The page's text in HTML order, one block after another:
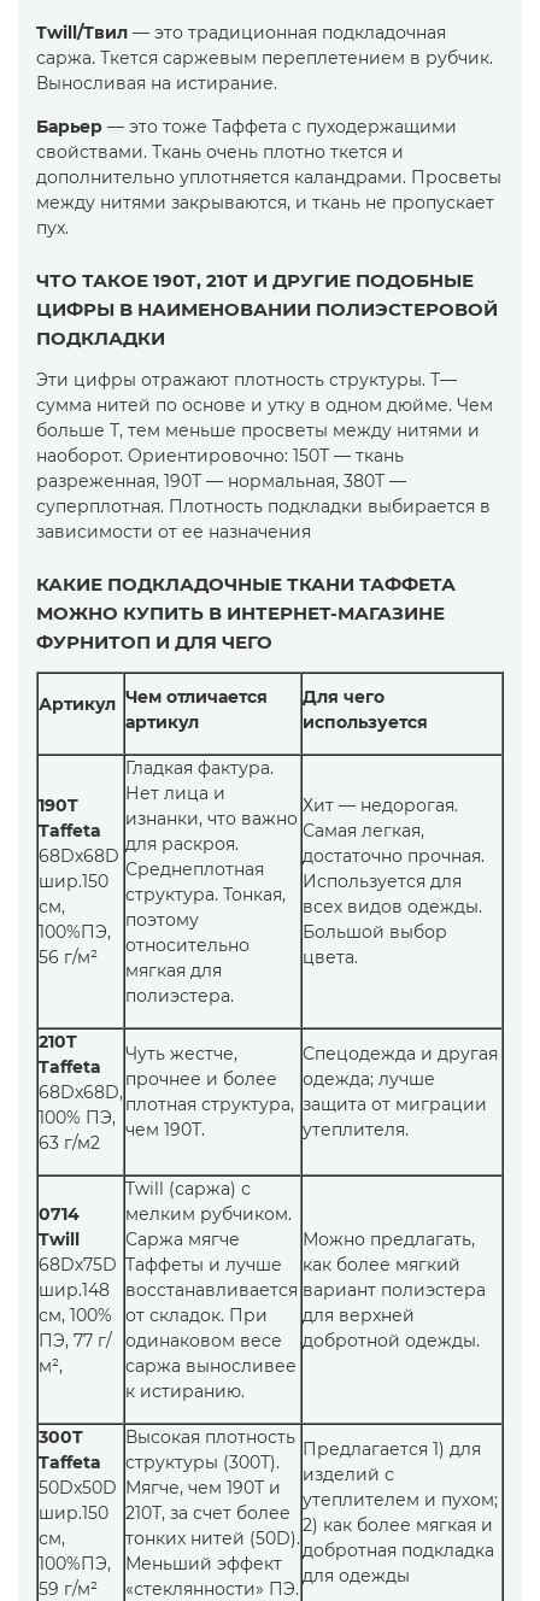
Twill/Твил — это традиционная подкладочная
саржа. Ткется саржевым переплетением в рубчик.
Выносливая на истирание.
Барьер — это тоже Таффета с пуходержащими
свойствами. Ткань очень плотно ткется и
дополнительно уплотняется каландрами. Просветы
между нитями закрываются, и ткань не пропускает
пух.
ЧТО ТАКОЕ 190Т, 210Т И ДРУГИЕ ПОДОБНЫЕ
ЦИФРЫ В НАИМЕНОВАНИИ ПОЛИЭСТЕРОВОЙ
ПОДКЛАДКИ
Эти цифры отражают плотность структуры. Т—
сумма нитей по основе и утку в одном дюйме. Чем
больше Т, тем меньше просветы между нитями и
наоборот. Ориентировочно: 150Т — ткань
разреженная, 190Т — нормальная, 380Т —
суперплотная. Плотность подкладки выбирается в
зависимости от ее назначения
КАКИЕ ПОДКЛАДОЧНЫЕ ТКАНИ ТАФФЕТА
МОЖНО КУПИТЬ В ИНТЕРНЕТ-МАГАЗИНЕ
ФУРНИТОП И ДЛЯ ЧЕГО
Артикул Чем отличается
артикул
Для чего
используется
190T
Taffeta
68Dх68D
шир.150
см,
100%ПЭ,
56 г/м²
Гладкая фактура.
Нет лица и
изнанки, что важно
для раскроя.
Среднеплотная
структура. Тонкая,
поэтому
относительно
мягкая для
полиэстера.
Хит — недорогая.
Самая легкая,
достаточно прочная.
Используется для
всех видов одежды.
Большой выбор
цвета.
210T
Taffeta
68Dх68D,
100% ПЭ,
63 г/м2
Чуть жестче,
прочнее и более
плотная структура,
чем 190Т.
Спецодежда и другая
одежда; лучше
защита от миграции
утеплителя.
0714
Twill
68Dх75D
шир.148
см, 100%
ПЭ, 77 г/
м²,
Twill (саржа) с
мелким рубчиком.
Саржа мягче
Таффеты и лучше
восстанавливается
от складок. При
одинаковом весе
саржа выносливее
к истиранию.
Можно предлагать,
как более мягкий
вариант полиэстера
для верхней
добротной одежды.
300T
Taffeta
50Dx50D
шир.150
см,
100%ПЭ,
59 г/м²
Высокая плотность
структуры (300Т).
Мягче, чем 190Т и
210Т, за счет более
тонких нитей (50D).
Меньший эффект
«стеклянности» ПЭ.
Предлагается 1) для
изделий с
утеплителем и пухом;
2) как более мягкая и
добротная подкладка
для одежды